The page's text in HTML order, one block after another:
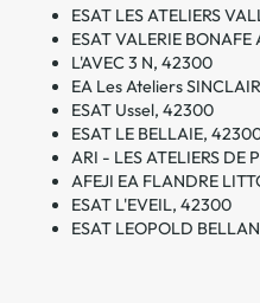
ESAT LES ATELIERS
ESAT VALERIE
L'AVEC 3 N, 42300
EA Les Ateliers
ESAT Ussel, 42300
ESAT LE BELLAIE,
ARI - LES ATELIERS DE
AFEJI EA FLANDRE
ESAT L'EVEIL, 42300
ESAT LEOPOLD